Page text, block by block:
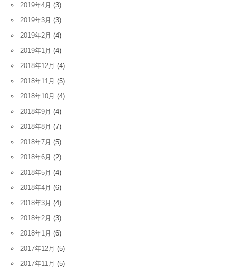
2019年4月 (3)
2019年3月 (3)
2019年2月 (4)
2019年1月 (4)
2018年12月 (4)
2018年11月 (5)
2018年10月 (4)
2018年9月 (4)
2018年8月 (7)
2018年7月 (5)
2018年6月 (2)
2018年5月 (4)
2018年4月 (6)
2018年3月 (4)
2018年2月 (3)
2018年1月 (6)
2017年12月 (5)
2017年11月 (5)